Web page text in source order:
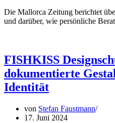
Die Mallorca Zeitung berichtet
und darüber, wie persönliche
FISHKISS
dokumentierte
Identität
von Stefan Faustmann
17. Juni 2024